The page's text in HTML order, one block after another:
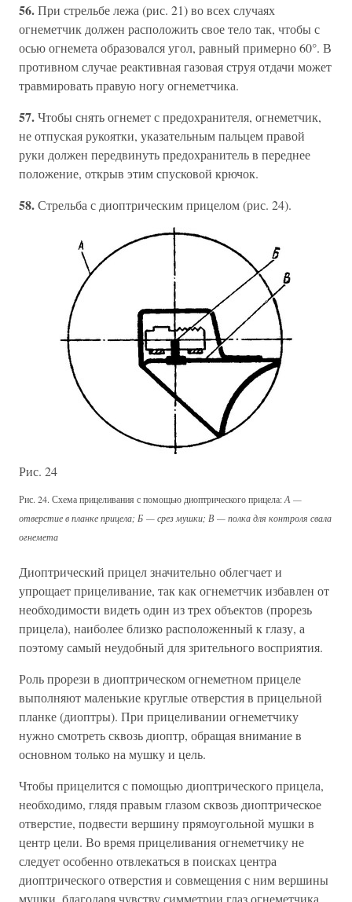
56.При стрельбе лежа (рис. 21) во всех случаях
огнеметчик должен расположить свое тело так, чтобы с
осью огнемета образовался угол, равный примерно 60°. В
противном случае реактивная газовая струя отдачи может
травмировать правую ногу огнеметчика.
57.Чтобы снять огнемет с предохранителя, огнеметчик,
не отпуская рукоятки, указательным пальцем правой
руки должен передвинуть предохранитель в переднее
положение, открыв этим спусковой крючок.
58.Стрельба с диоптрическим прицелом (рис. 24).
Рис. 24
Рис. 24. Схема прицеливания с помощью диоптрического прицела:А —
отверстие в планке прицела; Б — срез мушки; В — полка для контроля свала
огнемета
Диоптрический прицел значительно облегчает и
упрощает прицеливание, так как огнеметчик избавлен от
необходимости видеть один из трех объектов (прорезь
прицела), наиболее близко расположенный к глазу, а
поэтому самый неудобный для зрительного восприятия.
Роль прорези в диоптрическом огнеметном прицеле
выполняют маленькие круглые отверстия в прицельной
планке (диоптры). При прицеливании огнеметчику
нужно смотреть сквозь диоптр, обращая внимание в
основном только на мушку и цель.
Чтобы прицелится с помощью диоптрического прицела,
необходимо, глядя правым глазом сквозь диоптрическое
отверстие, подвести вершину прямоугольной мушки в
центр цели. Во время прицеливания огнеметчику не
следует особенно отвлекаться в поисках центра
диоптрического отверстия и совмещения с ним вершины
мушки, благодаря чувству симметрии глаз огнеметчика,